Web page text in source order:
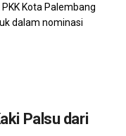
Kota Palembang
dalam nominasi
Palsu dari